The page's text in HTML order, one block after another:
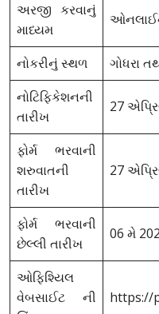
અરજી કરવાનું
માધ્યમ
નોકરીનું સ્થળ
ગોધરા
નોટિફિકેશનની
તારીખ
27
ફોર્મ ભરવાની
શરુવાતની
તારીખ
27
ફોર્મ ભરવાની
છેલ્લી તારીખ
06 મે
ઓફિશ્યિલ
વેબસાઈટ ની
https://